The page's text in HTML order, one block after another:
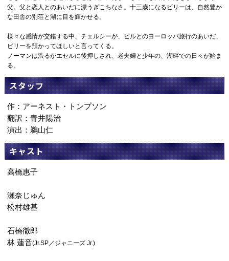
父。父と恋人とのあいだに漂うぎこちなさ。十三歳になるビリーは、自然豊か
な田舎の別荘と湖に目を輝かせる。
様々な感情が交錯する中、チェルシーが、ビルとのヨーロッパ旅行のあいだ、
ビリーを預かってほしいと言ってくる。
ノーマンは渋るがエセルに後押しされ、老夫婦と少年の、湖畔での日々が始ま
る。
スタッフ
作：アーネスト・トンプソン
翻訳：青井陽治
演出：鵜山仁
キャスト
高橋惠子
瀬奈じゅん
松村雄基
石橋徹郎
林 蓮音(Jr.SP／ジャニーズ Jr.)